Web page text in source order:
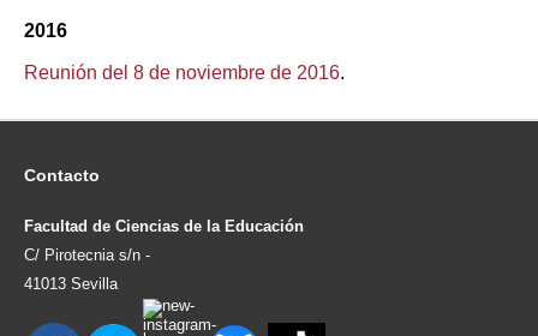
2016
Reunión del 8 de noviembre de 2016.
Contacto
Facultad de Ciencias de la Educación
C/ Pirotecnia s/n -
41013 Sevilla